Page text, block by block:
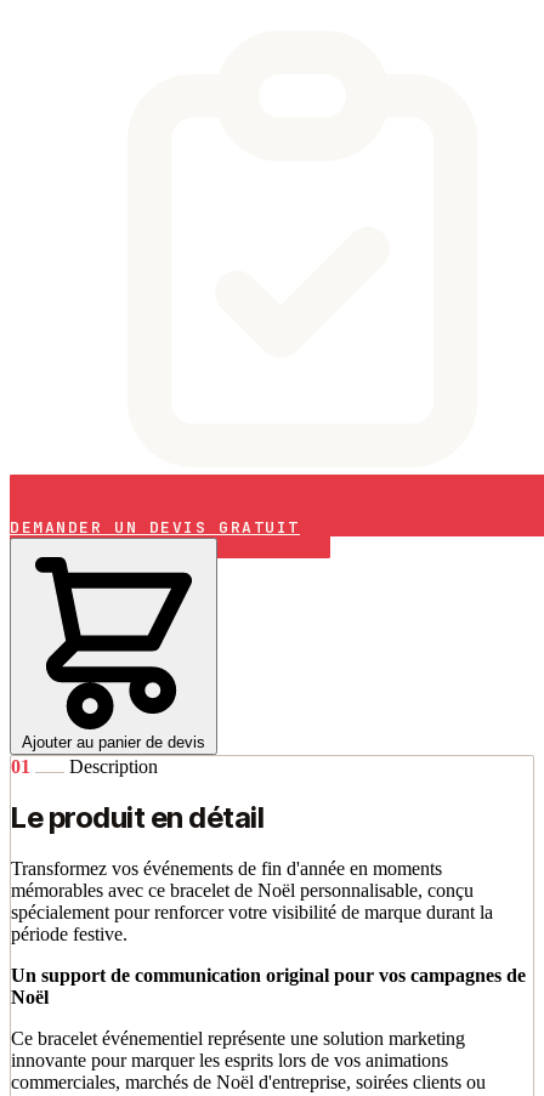
DEMANDER UN DEVIS GRATUIT
Ajouter au panier de devis
01 Description
Le produit en détail
Transformez vos événements de fin d'année en moments
mémorables avec ce bracelet de Noël personnalisable, conçu
spécialement pour renforcer votre visibilité de marque durant la
période festive.
Un support de communication original pour vos campagnes de
Noël
Ce bracelet événementiel représente une solution marketing
innovante pour marquer les esprits lors de vos animations
commerciales, marchés de Noël d'entreprise, soirées clients ou